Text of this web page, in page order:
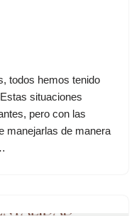
todos hemos tenido
situaciones
pero con las
manejarlas de manera